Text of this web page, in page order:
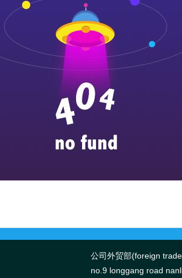
公司外贸部(foreign
no.9 longgang road